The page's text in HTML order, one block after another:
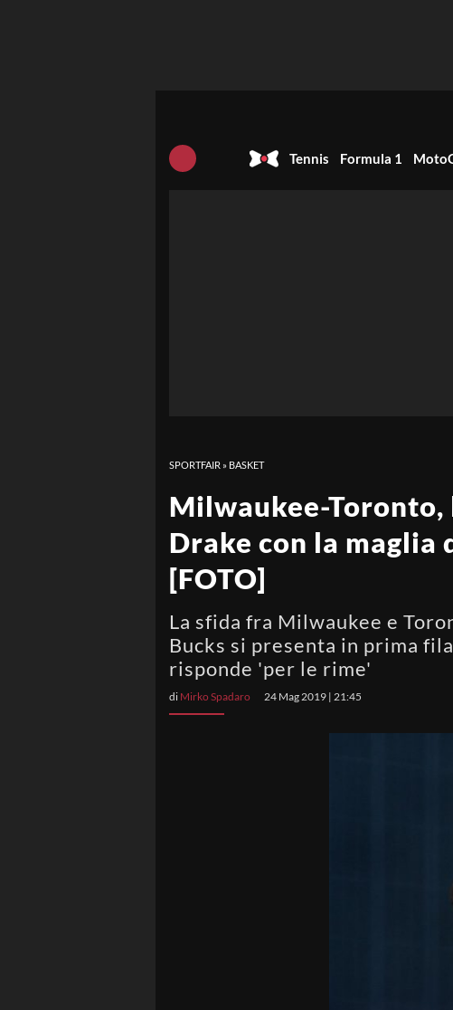
Tennis Formula 1
SPORTFAIR » BASKET
Milwaukee-Toronto,
Drake con la maglia
[FOTO]
La sfida fra Milwaukee e
Bucks si presenta in prima
risponde 'per le rime'
di Mirko Spadaro 24 Mag 2019 | 21:45